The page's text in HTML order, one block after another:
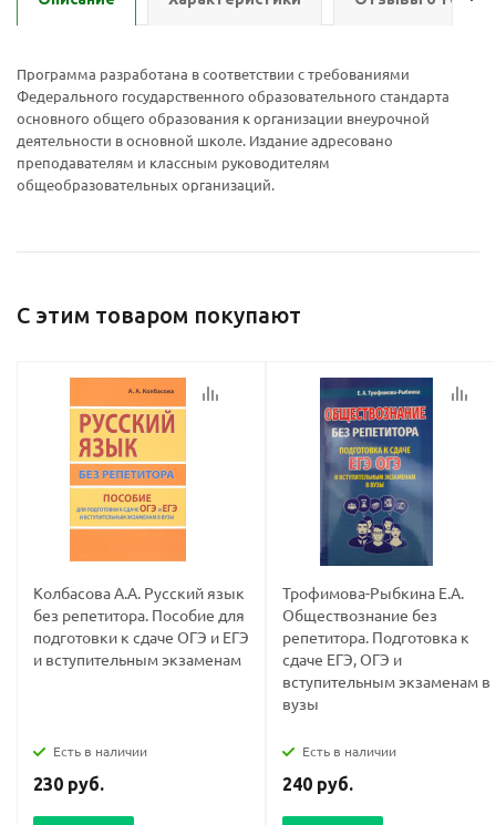
Программа разработана в соответствии с требованиями
Федерального государственного образовательного стандарта
основного общего образования к организации внеурочной
деятельности в основной школе. Издание адресовано
преподавателям и классным руководителям
общеобразовательных организаций.
С этим товаром покупают
Колбасова А.А. Русский язык
без репетитора. Пособие для
подготовки к сдаче ОГЭ и ЕГЭ
и вступительным экзаменам
Есть в наличии
230 руб.
Трофимова-Рыбкина Е.А.
Обществознание без
репетитора. Подготовка к
сдаче ЕГЭ, ОГЭ и
вступительным экзаменам в
вузы
Есть в наличии
240 руб.
Ваш E-mail:
конфидициальности
Ваш E-mail:
конфидициальности